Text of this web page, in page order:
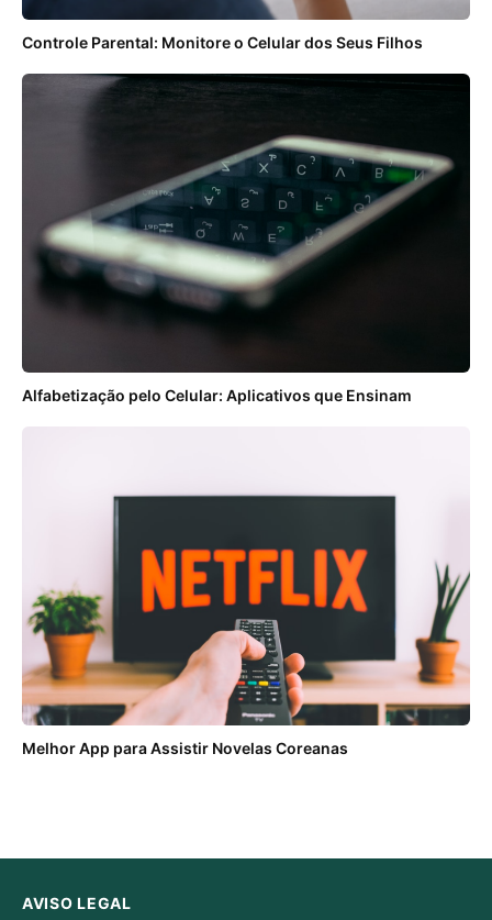
Controle Parental: Monitore o Celular dos Seus Filhos
Alfabetização pelo Celular: Aplicativos que Ensinam
Melhor App para Assistir Novelas Coreanas
AVISO LEGAL